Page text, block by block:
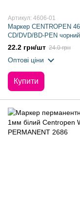
Артикул: 4606-01
Маркер CENTROPEN
CD/DVD/BD-PEN
22.2 грн/шт 24.0 грн
Оптові ціни
Купити